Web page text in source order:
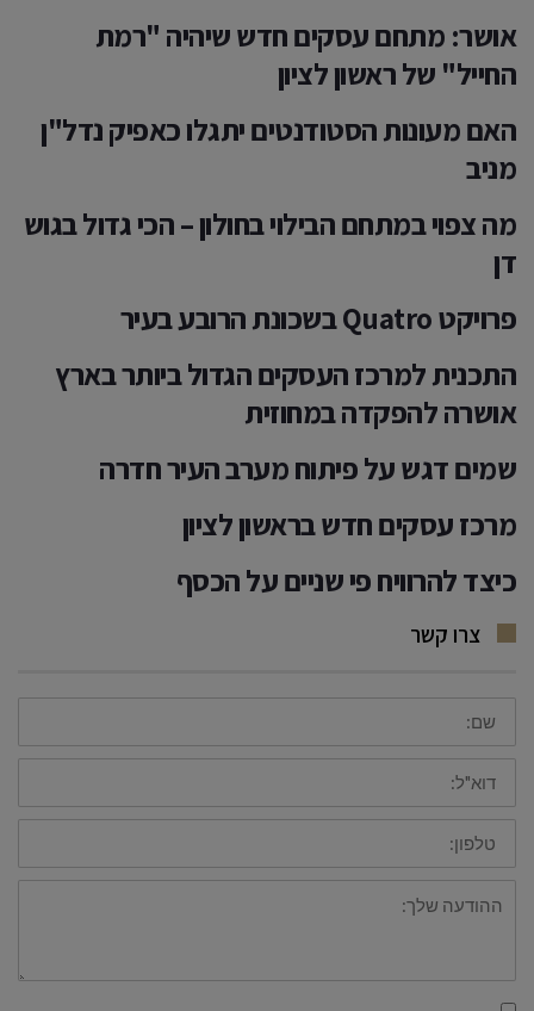
אושר: מתחם עסקים חדש שיהיה "רמת
החייל" של ראשון לציון
האם מעונות הסטודנטים יתגלו כאפיק נדל"ן
מניב
מה צפוי במתחם הבילוי בחולון – הכי גדול בגוש
דן
פרויקט Quatro בשכונת הרובע בעיר
התכנית למרכז העסקים הגדול ביותר בארץ
אושרה להפקדה במחוזית
שמים דגש על פיתוח מערב העיר חדרה
מרכז עסקים חדש בראשון לציון
כיצדלהרוויח פי שניים על הכסף
צרו קשר
שם
דוא"ל
טלפון
ההודעה
שלך